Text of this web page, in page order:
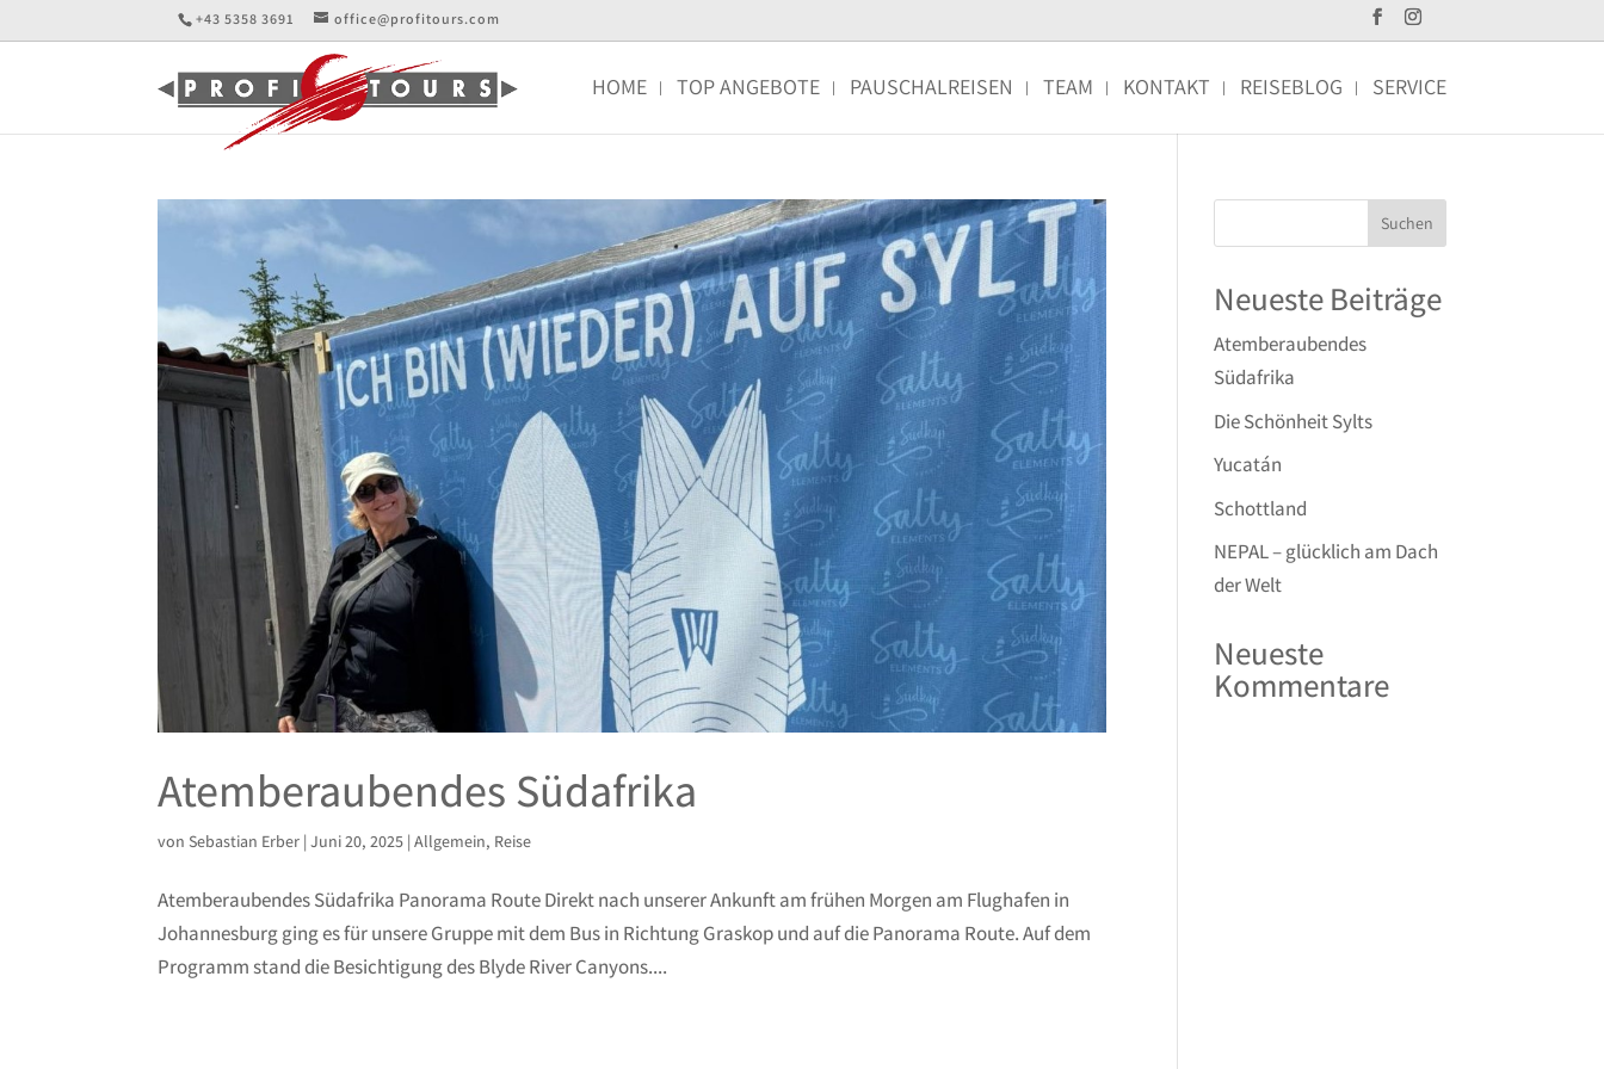
+43 5358 3691 office@profitours.com
HOME TOP ANGEBOTE PAUSCHALREISEN TEAM KONTAKT REISEBLOG SERVICE
Atemberaubendes Südafrika
von Sebastian Erber | Juni 20, 2025 | Allgemein, Reise
Atemberaubendes Südafrika Panorama Route Direkt nach unserer Ankunft am frühen Morgen am Flughafen in
Johannesburg ging es für unsere Gruppe mit dem Bus in Richtung Graskop und auf die Panorama Route. Auf dem
Programm stand die Besichtigung des Blyde River Canyons....
Neueste Beiträge
Atemberaubendes
Südafrika
Die Schönheit Sylts
Yucatán
Schottland
NEPAL – glücklich am Dach
der Welt
Neueste
Kommentare